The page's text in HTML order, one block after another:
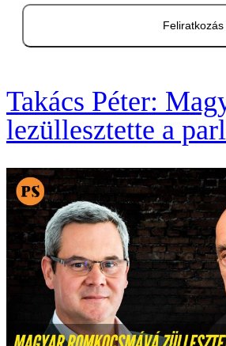
Feliratkozás
Takács Péter:
lezüllesztette a